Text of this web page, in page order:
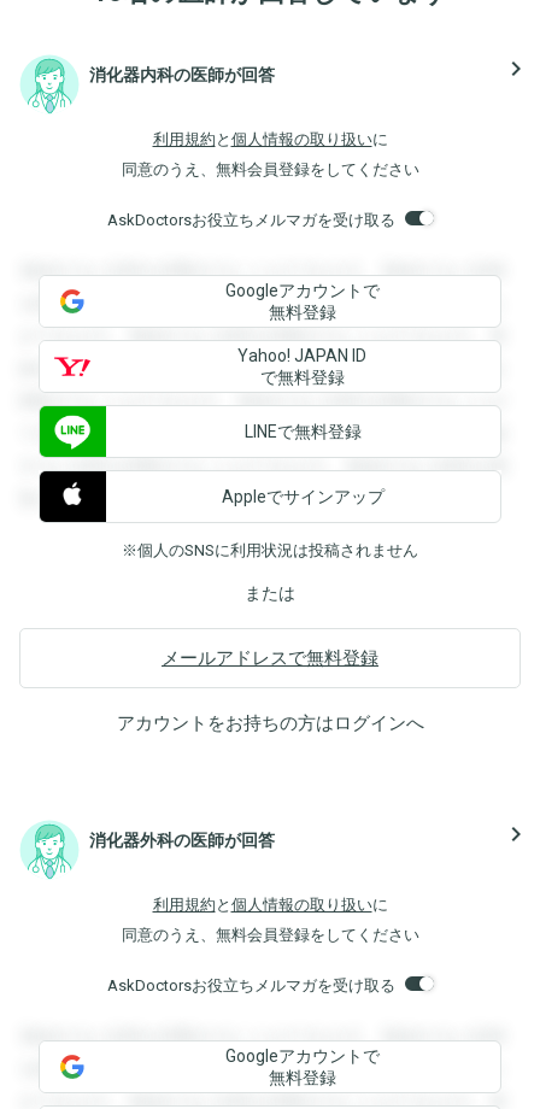
消化器内科の医師が回答 navigate_next
利用規約 と 個人情報の取り扱いに
同意のうえ、無料会員登録をしてください
AskDoctorsお役立ちメルマガを受け取る
登録すると回答を閲覧することができます。登録すると回答
を閲覧することができます。登録すると回答を閲覧すること
ができます。登録すると回答を閲覧することができます。登
録すると回答を閲覧することができます。登録すると回答を
閲覧することができます。登録すると回答を閲覧することが
できます。登録すると回答を閲覧することができます。登録
すると回答を閲覧することができます。登録すると回答を閲
覧することができます。
Googleアカウントで
無料登録
Yahoo! JAPAN ID
で無料登録
LINEで無料登録
Appleでサインアップ
※個人のSNSに利用状況は投稿されません
または
メールアドレスで無料登録
アカウントをお持ちの方はログインへ
消化器外科の医師が回答 navigate_next
利用規約 と 個人情報の取り扱いに
同意のうえ、無料会員登録をしてください
AskDoctorsお役立ちメルマガを受け取る
登録すると回答を閲覧することができます。登録すると回答
を閲覧することができます。登録すると回答を閲覧すること
ができます。登録すると回答を閲覧することができます。登
Googleアカウントで
無料登録